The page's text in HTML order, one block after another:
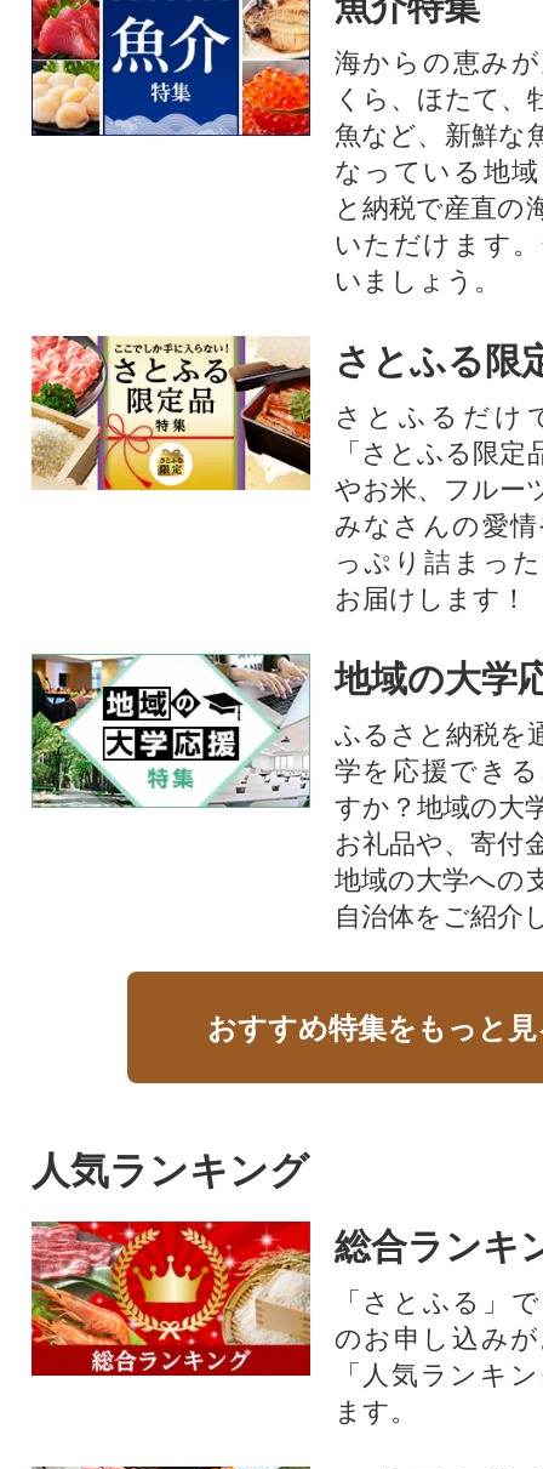
海からの恵み
くら、ほたて、
魚など、新鮮な
なっている地
と納税で産直の
いただけます
いましょう。
さとふる限
さとふるだけ
「さとふる限
やお米、フルー
みなさんの愛
っぷり詰まっ
お届けします！
地域の大学
ふるさと納税を
学を応援でき
すか？地域の大
お礼品や、寄付
地域の大学への
自治体をご紹介
おすすめ特集をもっと
人気ランキング
総合ランキ
「さとふる」
のお申し込み
「人気ランキ
ます。